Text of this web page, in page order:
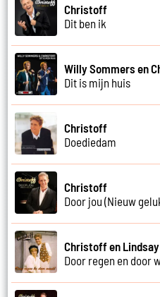
Christoff
Dit ben ik
Willy Sommers en
Dit is mijn huis
Christoff
Doediedam
Christoff
Door jou (Nieuw
Christoff en Lindsay
Door regen en door